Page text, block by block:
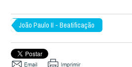
João Paulo II - Beatificação